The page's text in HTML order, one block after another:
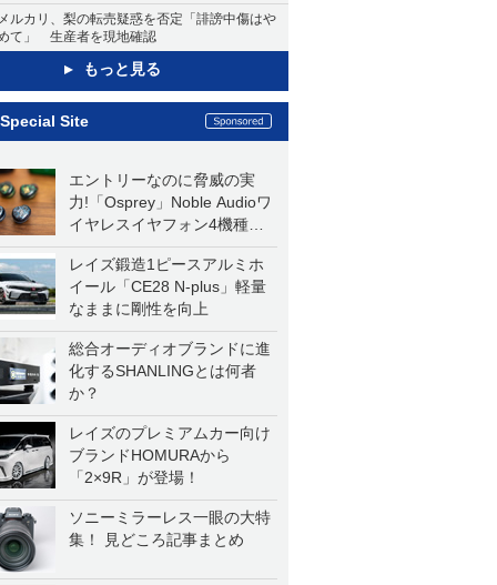
ルカリ、梨の転売疑惑を否定「誹謗中傷はや
て」 生産者を現地確認
もっと見る
Special Site
エントリーなのに脅威の実
力!「Osprey」Noble Audioワ
イヤレスイヤフォン4機種を
一気に聴く
レイズ鍛造1ピースアルミホ
イール「CE28 N-plus」軽量
なままに剛性を向上
総合オーディオブランドに進
化するSHANLINGとは何者
か？
レイズのプレミアムカー向け
ブランドHOMURAから
「2×9R」が登場！
ソニーミラーレス一眼の大特
集！ 見どころ記事まとめ